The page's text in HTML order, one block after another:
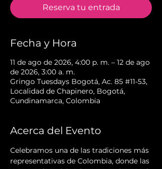
Reserva tu entrada
Fecha y Hora
11 de ago de 2026, 4:00 p. m. – 12 de ago
de 2026, 3:00 a. m.
Gringo Tuesdays Bogotá, Ac. 85 #11-53,
Localidad de Chapinero, Bogotá,
Cundinamarca, Colombia
Acerca del Evento
Celebramos una de las tradiciones más
representativas de Colombia, donde las